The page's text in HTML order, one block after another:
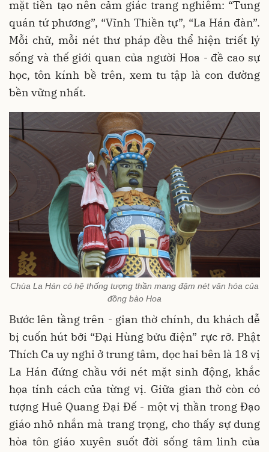
mặt tiền tạo nên cảm giác trang nghiêm: “Tung
quán tứ phương”, “Vĩnh Thiền tự”, “La Hán đàn”.
Mỗi chữ, mỗi nét thư pháp đều thể hiện triết lý
sống và thế giới quan của người Hoa - đề cao sự
học, tôn kính bề trên, xem tu tập là con đường
bền vững nhất.
Chùa La Hán có hệ thống tượng thần mang đậm nét văn hóa của
đồng bào Hoa
Bước lên tầng trên - gian thờ chính, du khách dễ
bị cuốn hút bởi “Đại Hùng bửu điện” rực rỡ. Phật
Thích Ca uy nghi ở trung tâm, dọc hai bên là 18 vị
La Hán đứng chầu với nét mặt sinh động, khắc
họa tính cách của từng vị. Giữa gian thờ còn có
tượng Huê Quang Đại Đế - một vị thần trong Đạo
giáo nhỏ nhắn mà trang trọng, cho thấy sự dung
hòa tôn giáo xuyên suốt đời sống tâm linh của